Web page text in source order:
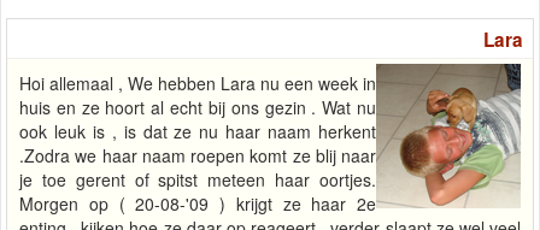
Lara
Hoi allemaal , We hebben Lara nu een week in
huis en ze hoort al echt bij ons gezin . Wat nu
ook leuk is , is dat ze nu haar naam herkent
.Zodra we haar naam roepen komt ze blij naar
je toe gerent of spitst meteen haar oortjes.
Morgen op ( 20-08-'09 ) krijgt ze haar 2e